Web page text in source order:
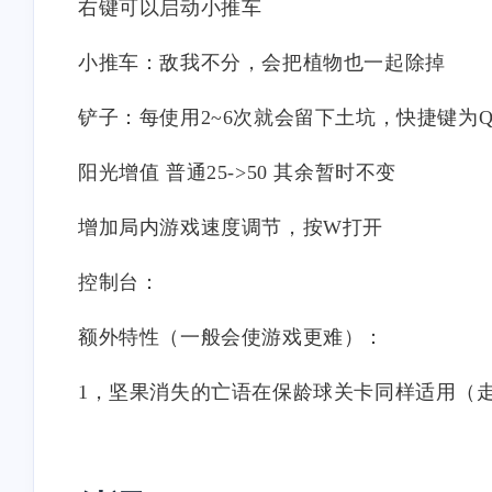
右键可以启动小推车
小推车：敌我不分，会把植物也一起除掉
铲子：每使用2~6次就会留下土坑，快捷键为Q
阳光增值 普通25->50 其余暂时不变
增加局内游戏速度调节，按W打开
控制台：
额外特性（一般会使游戏更难）：
1，坚果消失的亡语在保龄球关卡同样适用（